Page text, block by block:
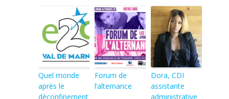
Quel monde
après le
déconfinement
Forum de
l’alternance
Dora, CDI
assistante
administrative